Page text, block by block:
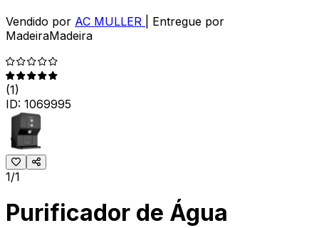
Vendido por AC MULLER
| Entregue por
MadeiraMadeira
(1)
ID: 1069995
1/1
Purificador de Água